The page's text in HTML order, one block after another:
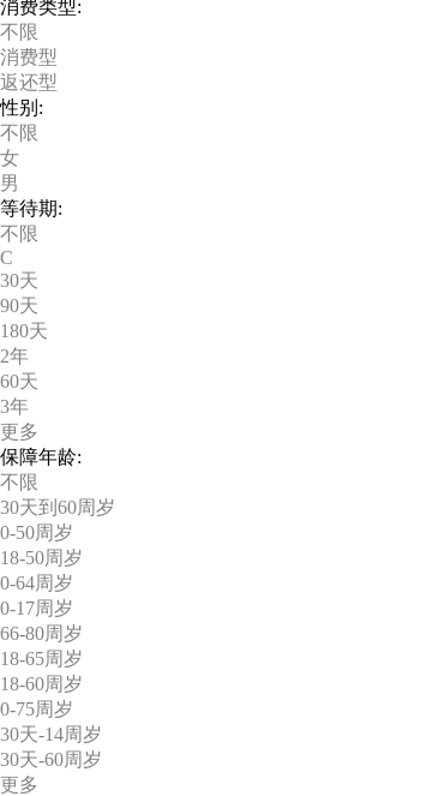
消费类型:
不限
消费型
返还型
性别:
不限
女
男
等待期:
不限
C
30天
90天
180天
2年
60天
3年
更多
保障年龄:
不限
30天到60周岁
0-50周岁
18-50周岁
0-64周岁
0-17周岁
66-80周岁
18-65周岁
18-60周岁
0-75周岁
30天-14周岁
30天-60周岁
更多